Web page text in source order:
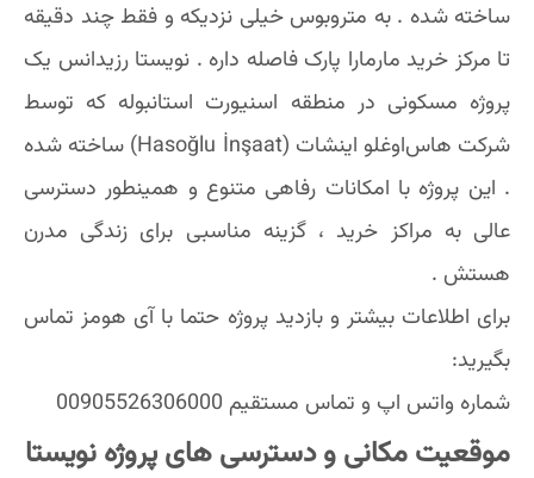
ساخته شده . به متروبوس خیلی نزدیکه و فقط چند دقیقه
تا مرکز خرید مارمارا پارک فاصله داره . نویستا رزیدانس یک
پروژه مسکونی در منطقه اسنیورت استانبوله که توسط
شرکت هاس‌اوغلو اینشات (Hasoğlu İnşaat) ساخته شده
. این پروژه با امکانات رفاهی متنوع و همینطور دسترسی
عالی به مراکز خرید ، گزینه مناسبی برای زندگی مدرن
هستش .
برای اطلاعات بیشتر و بازدید پروژه حتما با آی هومز تماس
بگیرید:
شماره واتس اپ و تماس مستقیم 00905526306000
موقعیت مکانی و دسترسی های پروژه نویستا